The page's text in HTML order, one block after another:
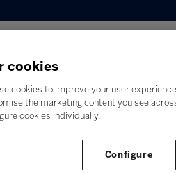
cookies
cookies to improve your user
the marketing content you see
cookies individually.
Configure